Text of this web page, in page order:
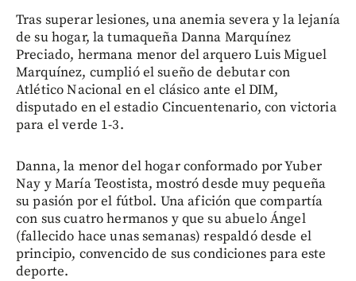
Tras superar lesiones, una anemia severa y la lejanía
de su hogar, la tumaqueña Danna Marquínez
Preciado, hermana menor del arquero Luis Miguel
Marquínez, cumplió el sueño de debutar con
Atlético Nacional en el clásico ante el DIM,
disputado en el estadio Cincuentenario, con victoria
para el verde 1-3.
Danna, la menor del hogar conformado por Yuber
Nay y María Teostista, mostró desde muy pequeña
su pasión por el fútbol. Una afición que compartía
con sus cuatro hermanos y que su abuelo Ángel
(fallecido hace unas semanas) respaldó desde el
principio, convencido de sus condiciones para este
deporte.